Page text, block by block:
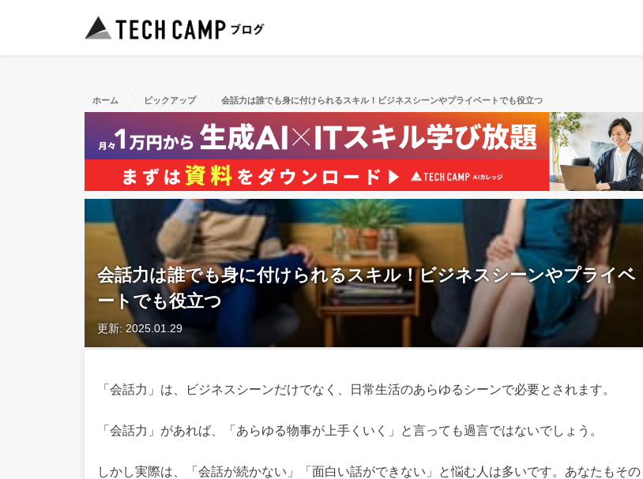
ホーム ピックアップ 会話力は誰でも身に付けられるスキル！ビジネスシーンやプライベートでも役立つ
会話力は誰でも身に付けられるスキル！ビジネスシーンやプライベ
ートでも役立つ
更新: 2025.01.29
「会話力」は、ビジネスシーンだけでなく、日常生活のあらゆるシーンで必要とされます。
「会話力」があれば、「あらゆる物事が上手くいく」と言っても過言ではないでしょう。
しかし実際は、「会話が続かない」「面白い話ができない」と悩む人は多いです。あなたもその